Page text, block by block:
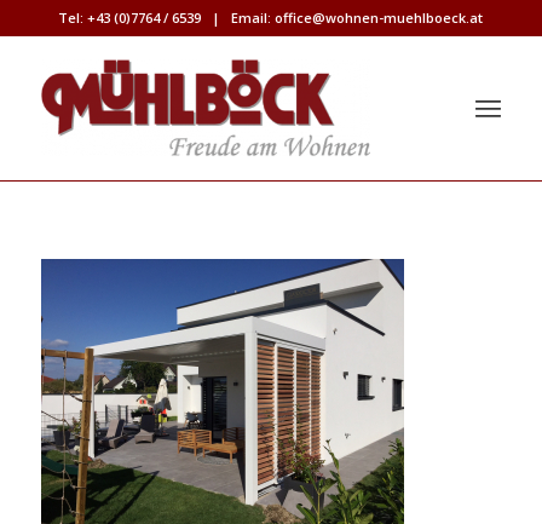
Tel:+43 (0)7764 / 6539 | Email:office@wohnen-muehlboeck.at